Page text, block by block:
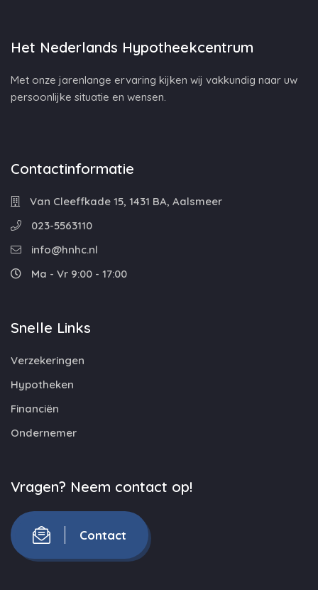
Het Nederlands Hypotheekcentrum
Met onze jarenlange ervaring kijken wij vakkundig naar uw
persoonlijke situatie en wensen.
Contactinformatie
Van Cleeffkade 15, 1431 BA, Aalsmeer
023-5563110
info@hnhc.nl
Ma - Vr 9:00 - 17:00
Snelle Links
Verzekeringen
Hypotheken
Financiën
Ondernemer
Vragen? Neem contact op!
Contact